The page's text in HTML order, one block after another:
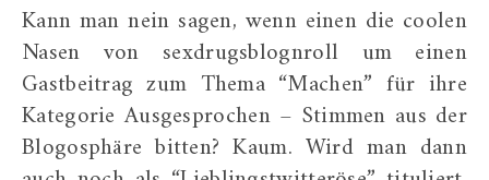
Kann man nein sagen, wenn einen die coolen
Nasen von sexdrugsblognroll um einen
Gastbeitrag zum Thema “Machen” für ihre
Kategorie Ausgesprochen – Stimmen aus der
Blogosphäre bitten? Kaum. Wird man dann